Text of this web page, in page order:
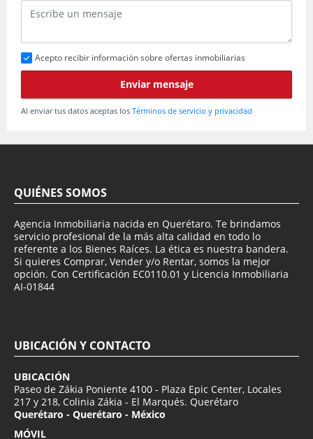
Acepto recibir información sobre ofertas inmobiliarias
Enviar mensaje
Al enviar tus datos aceptas los Términos de servicio y privacidad
QUIÉNES SOMOS
Agencia Inmobiliaria nacida en Querétaro. Te brindamos
servicio profesional de la más alta calidad en todo lo
referente a los Bienes Raíces. La ética es nuestra bandera.
Si quieres Comprar, Vender y/o Rentar, somos la mejor
opción. Con Certificación EC0110.01 y Licencia Inmobiliaria
AI-01844
UBICACIÓN Y CONTACTO
UBICACIÓN
Paseo de Zákia Poniente 4100 - Plaza Epic Center, Locales
217 y 218, Colinia Zákia - El Marqués. Querétaro
Querétaro - Querétaro - México
MÓVIL